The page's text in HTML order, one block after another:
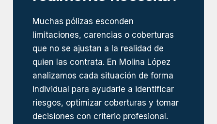
Muchas pólizas esconden
limitaciones, carencias o coberturas
que no se ajustan a la realidad de
quien las contrata. En Molina López
analizamos cada situación de forma
individual para ayudarle a identificar
riesgos, optimizar coberturas y tomar
decisiones con criterio profesional.